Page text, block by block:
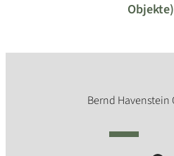
Objekte)